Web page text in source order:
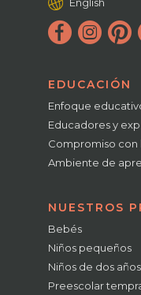
English
EDUCACIÓN
Enfoque
Educadores y
Compromiso con
Ambiente de
NUESTROS
Bebés
Niños pequeños
Niños de dos años
Preescolar